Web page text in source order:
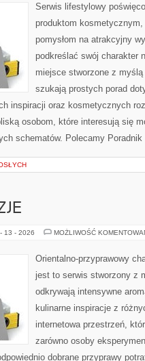
Serwis lifestylowy
produktom
pomysłom na atrakcyjny
podkreślać swój charakter
miejsce stworzone z
szukają prostych porad
inspiracji oraz kosmetycznych
osobom, które interesują się
schematów. Polecamy
13 - 2026 MOŻLIWOŚĆ
Orientalno-przyprawowy
jest to serwis stworzony z
odkrywają intensywne
kulinarne inspiracje z
internetowa przestrzeń,
zarówno osoby
dobrane przyprawy